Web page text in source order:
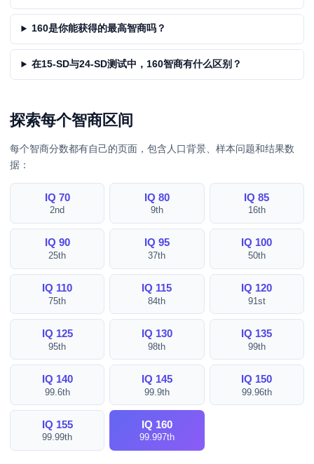
160是你能获得的最高智商吗？
在15-SD与24-SD测试中，160智商有什么区别？
探索每个智商区间
每个智商分数都有自己的页面，包含人口背景、样本问题和结果数
据：
IQ 70
2nd
IQ 80
9th
IQ 85
16th
IQ 90
25th
IQ 95
37th
IQ 100
50th
IQ 110
75th
IQ 115
84th
IQ 120
91st
IQ 125
95th
IQ 130
98th
IQ 135
99th
IQ 140
99.6th
IQ 145
99.9th
IQ 150
99.96th
IQ 155
99.99th
IQ 160
99.997th